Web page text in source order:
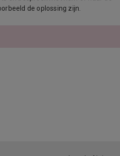
de oplossing zijn.